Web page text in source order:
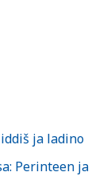
ja ladino
Perinteen ja